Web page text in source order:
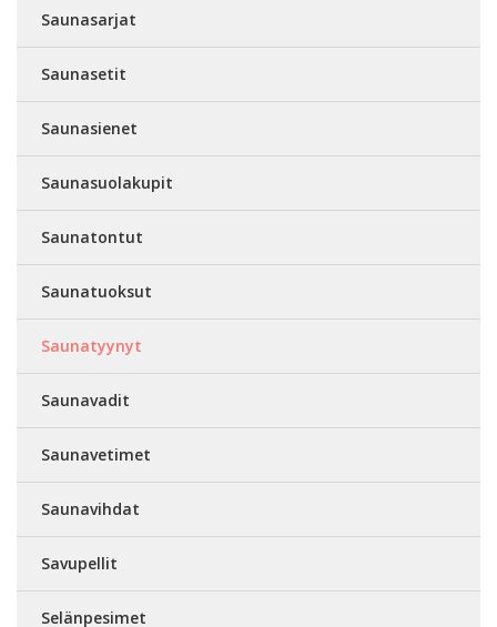
Saunasarjat
Saunasetit
Saunasienet
Saunasuolakupit
Saunatontut
Saunatuoksut
Saunatyynyt
Saunavadit
Saunavetimet
Saunavihdat
Savupellit
Selänpesimet